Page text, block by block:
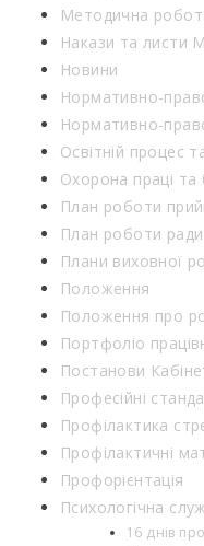
Методична
Накази та листи
Новини
Нормативно-
Нормативно-
Освітній процес
Охорона праці та
План роботи
План роботи ради
Плани виховної
Положення
Положення про
Портфоліо
Постанови
Професійні
Профілактика
Профілактичні
Профорієнтація
Психологічна
16 днів